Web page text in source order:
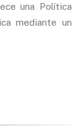
una Política
mediante un